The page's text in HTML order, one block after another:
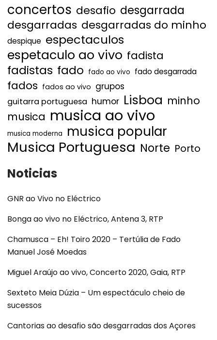
concertos desafio desgarrada
desgarradas desgarradas do minho
despique espectaculos
espetaculo ao vivo fadista
fadistas fado fado ao vivo fado desgarrada
fados fados ao vivo grupos
guitarra portuguesa humor Lisboa minho
musica musica ao vivo
musica moderna musica popular
Musica Portuguesa Norte Porto
Noticias
GNR ao Vivo no Eléctrico
Bonga ao vivo no Eléctrico, Antena 3, RTP
Chamusca – Eh! Toiro 2020 – Tertúlia de Fado
Manuel José Moedas
Miguel Araújo ao vivo, Concerto 2020, Gaia, RTP
Sexteto Meia Dúzia – Um espectáculo cheio de
sucessos
Cantorias ao desafio são desgarradas dos Açores